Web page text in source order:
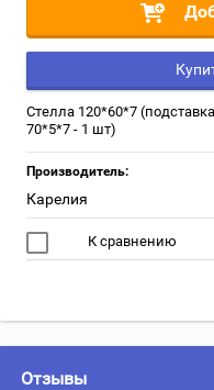
Стелла 120*60*7
70*5*7 - 1 шт)
Производитель:
Карелия
К сравнению
Отзывы